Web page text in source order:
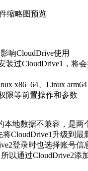
缩略图预览
响CloudDrive使用
装过CloudDrive1，将
x86_64、Linux
限等前置操作和参数
本地数据不兼容，是
CloudDrive1升级到
登录时也选择账号
以通过CloudDrive2